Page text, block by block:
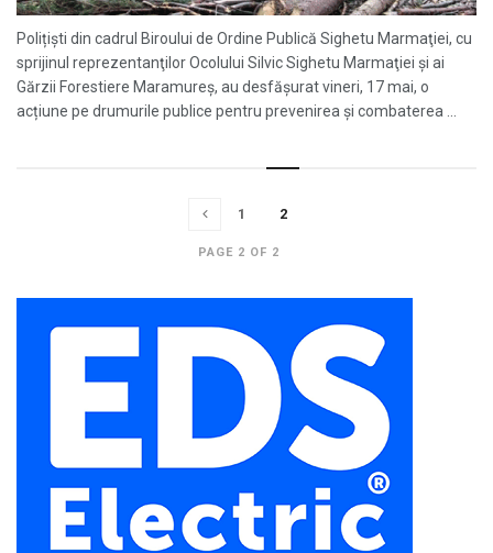
Polițiști din cadrul Biroului de Ordine Publică Sighetu Marmaţiei, cu
sprijinul reprezentanţilor Ocolului Silvic Sighetu Marmaţiei şi ai
Gărzii Forestiere Maramureş, au desfășurat vineri, 17 mai, o
acțiune pe drumurile publice pentru prevenirea și combaterea ...
PAGE 2 OF 2
1 2